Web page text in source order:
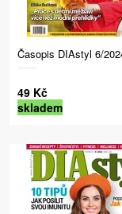
Časopis DIAstyl 6/
49 Kč
skladem